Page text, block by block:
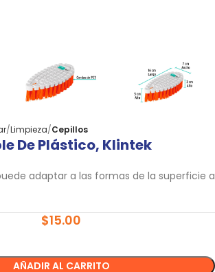
Limpieza Cepillos
De Plástico, Klintek
adaptar a las formas de la superficie a
$15.00
AÑADIR AL CARRITO